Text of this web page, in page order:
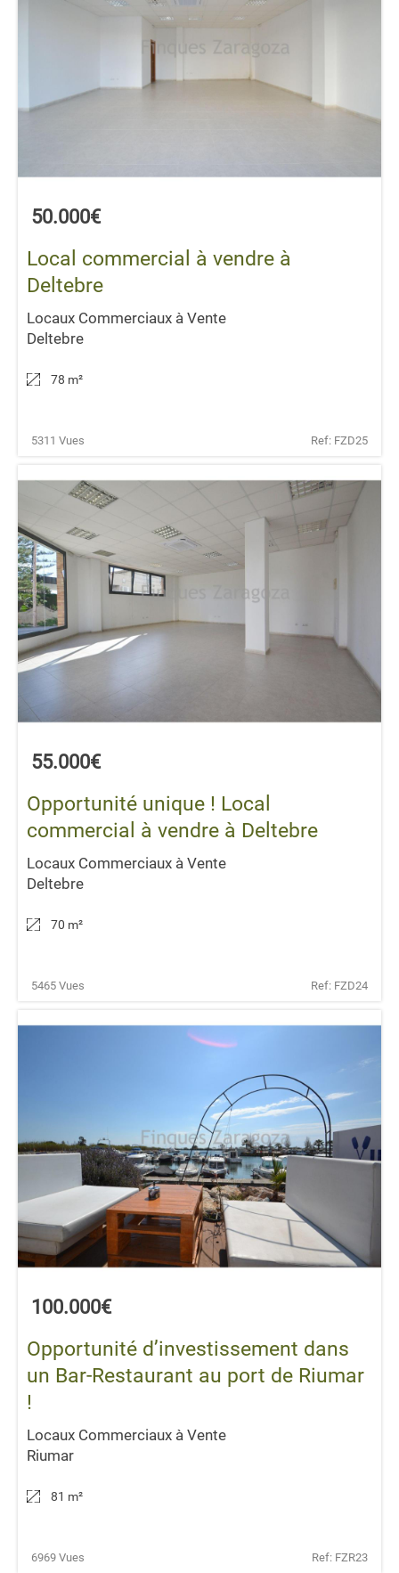
50.000€
Local commercial à vendre à
Deltebre
Locaux Commerciaux à Vente
Deltebre
78 m²
5311 Vues Ref: FZD25
55.000€
Opportunité unique ! Local
commercial à vendre à Deltebre
Locaux Commerciaux à Vente
Deltebre
70 m²
5465 Vues Ref: FZD24
100.000€
Opportunité d’investissement dans
un Bar-Restaurant au port de Riumar
!
Locaux Commerciaux à Vente
Riumar
81 m²
6969 Vues Ref: FZR23